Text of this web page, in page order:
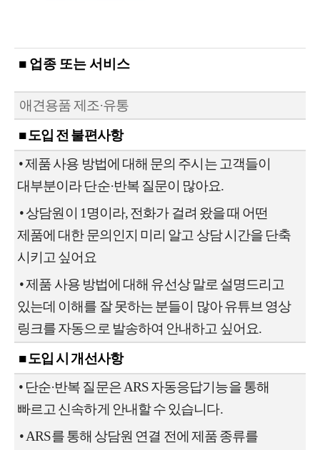
■ 업종 또는 서비스
애견용품 제조·유통
■ 도입 전 불편사항
• 제품 사용 방법에 대해 문의 주시는 고객들이
대부분이라 단순·반복 질문이 많아요.
• 상담원이 1명이라, 전화가 걸려 왔을 때 어떤
제품에 대한 문의인지 미리 알고 상담 시간을 단축
시키고 싶어요
•제품 사용 방법에 대해 유선상 말로 설명드리고
있는데 이해를 잘 못하는 분들이 많아 유튜브 영상
링크를 자동으로 발송하여 안내하고 싶어요.
■ 도입 시 개선사항
•단순·반복 질문은 ARS 자동응답기능을 통해
빠르고 신속하게 안내할 수 있습니다.
•ARS를 통해 상담원 연결 전에 제품 종류를